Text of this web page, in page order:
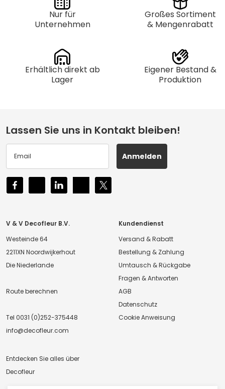
Nur für
Unternehmen
Großes Sortiment
& Mengenrabatt
Erhältlich direkt ab
Lager
Eigener Bestand &
Produktion
Lassen Sie uns in Kontakt bleiben!
Anmelden
V & V Decofleur B.V.
Westeinde 64
2211XN Noordwijkerhout
Die Niederlande
Route berechnen
Tel 0031 (0)252-375448
info@decofleur.com
Entdecken Sie alles über
Decofleur
Kundendienst
Versand & Rabatt
Bestellung & Zahlung
Umtausch & Rückgabe
Fragen & Antworten
AGB
Datenschutz
Cookie Anweisung